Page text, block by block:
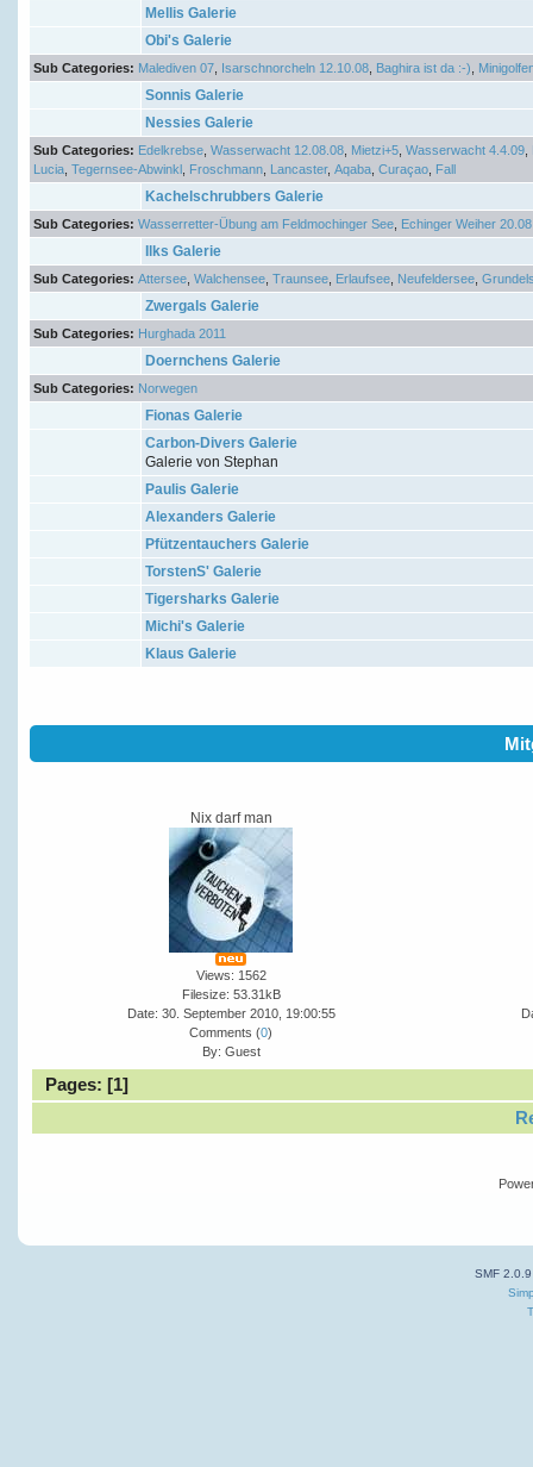
Mellis Galerie
Obi's Galerie
Sub Categories: Malediven 07, Isarschnorcheln 12.10.08, Baghira ist da :-),
Sonnis Galerie
Nessies Galerie
Sub Categories: Edelkrebse, Wasserwacht 12.08.08, Mietzi+5, Wasserwacht 4.4.09,
Lucia, Tegernsee-Abwinkl , Froschmann, Lancaster, Aqaba, Curaçao, Fall
Kachelschrubbers Galerie
Sub Categories: Wasserretter-Übung am Feldmochinger See, Echinger Weiher
Ilks Galerie
Sub Categories: Attersee, Walchensee, Traunsee, Erlaufsee, Neufeldersee,
Zwergals Galerie
Sub Categories: Hurghada 2011
Doernchens Galerie
Sub Categories: Norwegen
Fionas Galerie
Carbon-Divers Galerie
Galerie von Stephan
Paulis Galerie
Alexanders Galerie
Pfützentauchers Galerie
TorstenS' Galerie
Tigersharks Galerie
Michi's Galerie
Klaus Galerie
Nix darf man
Views: 1562
Filesize: 53.31kB
Date: 30. September 2010, 19:00:55
Comments (0)
By: Guest
Pages: [1]
SMF 2.0.9